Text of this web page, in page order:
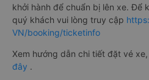
khởi hành để chuẩn bị lên xe. Để
quý khách vui lòng truy cập
VN/booking/ticketinfo
Xem hướng dẫn chi tiết đặt vé
đây .